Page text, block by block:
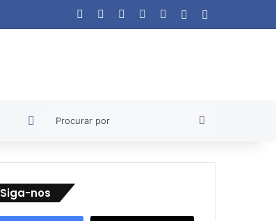
Facebook YouTubeInstagramWhatsAppArtigo aleatório
Artigo aleatório
Siga-nos